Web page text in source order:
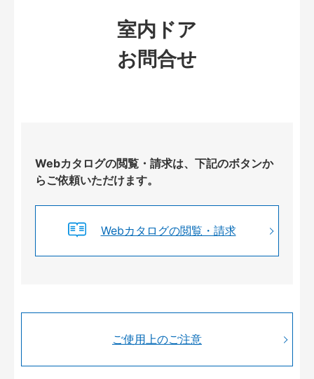
室内ドア
お問合せ
Webカタログの閲覧・請求は、下記のボタンか
らご依頼いただけます。
Webカタログの閲覧・請求
ご使用上のご注意